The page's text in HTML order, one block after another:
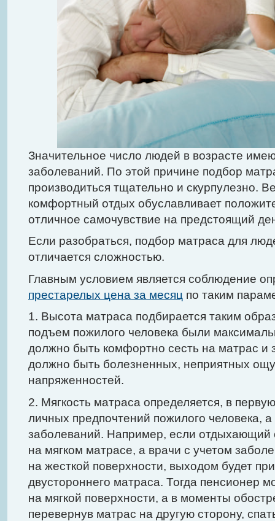
Значительное число людей в возрасте
заболеваний. По этой причине подбор
производиться тщательно и скурпулезно.
комфортный отдых обуславливает
отличное самочувствие на предстоящий
Если разобраться, подбор матраса для
отличается сложностью.
Главным условием является соблюдение
престарелых цена за месяц по таким
1. Высота матраса подбирается таким
подъем пожилого человека были
должно быть комфортно сесть на матрас и
должно быть болезненных, неприятных
напряженностей.
2. Мягкость матраса определяется, в
личных предпочтений пожилого человека, а
заболеваний. Например, если отдыхающий
на мягком матрасе, а врачи с учетом
на жесткой поверхности, выходом будет
двустороннего матраса. Тогда пенсионер
на мягкой поверхности, а в моменты
перевернув матрас на другую сторону,